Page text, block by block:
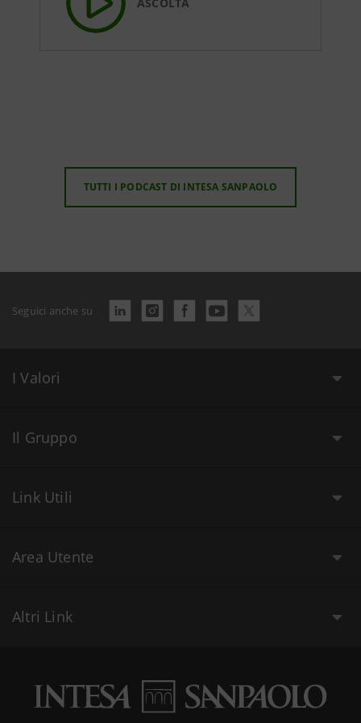
TUTTI I PODCAST DI INTESA SANPAOLO
Seguici anche su
I Valori
Il Gruppo
Link Utili
Area Utente
Altri Link